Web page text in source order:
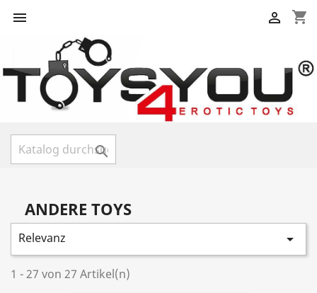
 shopping_cart


ANDERE TOYS
Relevanz 
1 - 27 von 27 Artikel(n)